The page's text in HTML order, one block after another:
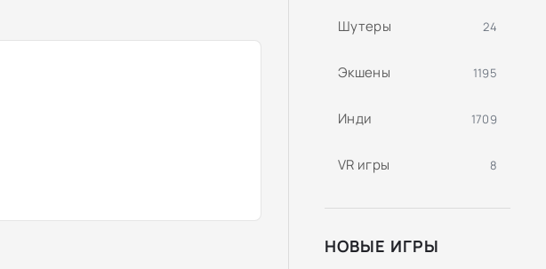
Шутеры 24
Экшены 1195
Инди 1709
VR игры 8
НОВЫЕ ИГРЫ